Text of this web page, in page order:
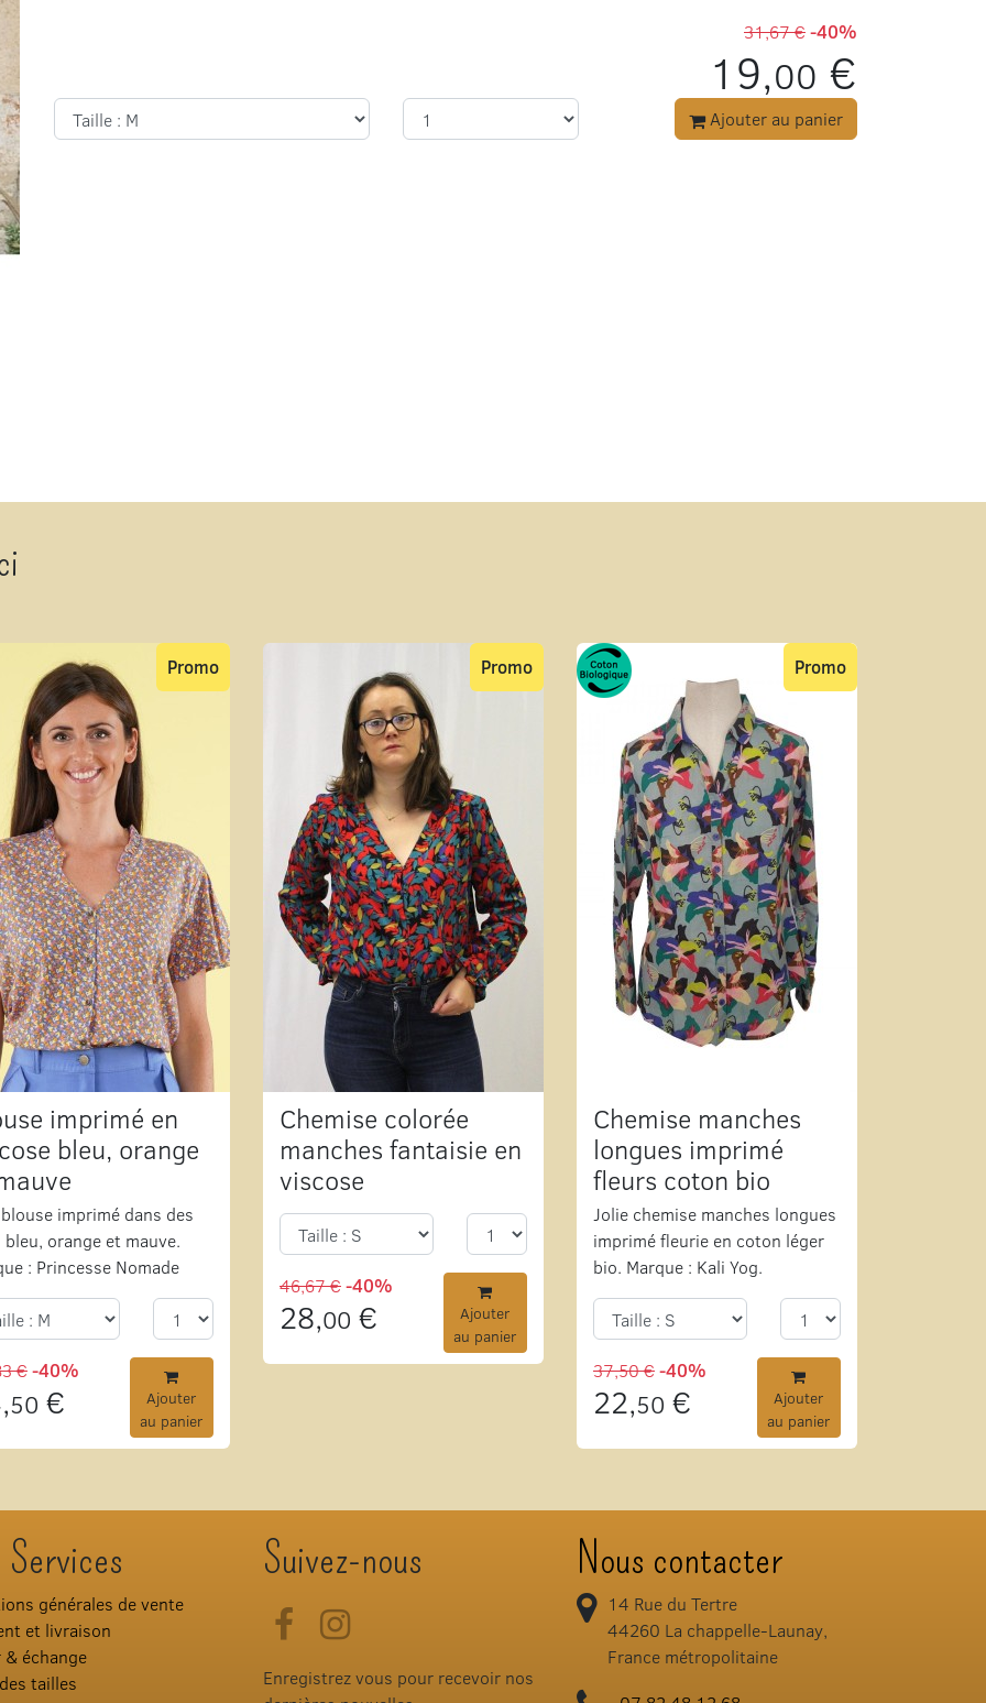
31,67 €-40%
19,00 €
Ajouter au panier
imprimé en
bleu, orange
imprimé dans des
orange et mauve.
: Princesse Nomade
Promo
€-40%
50 €
Ajouter
au panier
Chemise colorée
manches fantaisie en
viscose
Promo
46,67 €-40%
28,00 €
Ajouter
au panier
Chemise manches
longues imprimé
fleurs coton bio
Jolie chemise manches longues
imprimé fleurie en coton léger
bio. Marque : Kali Yog.
Promo
37,50 €-40%
22,50 €
Ajouter
au panier
générales de vente
et livraison
& échange
tailles
Suivez-nous
FacebookInstagram
Enregistrez vous pour recevoir nos
Nous contacter
14 Rue du Tertre
44260 La chappelle-Launay,
France métropolitaine